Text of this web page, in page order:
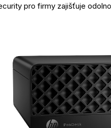
pro firmy zajišťuje